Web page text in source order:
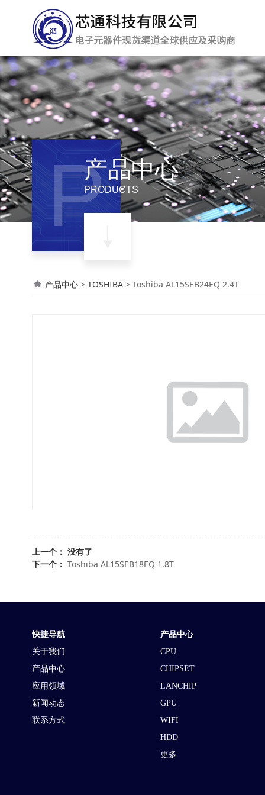
P产品中心
PRODUCTS
Toshiba
产品中心> TOSHIBA> Toshiba AL15SEB24EQ 2.4T
上一个： 没有了
下一个： Toshiba AL15SEB18EQ 1.8T
快捷导航
关于我们
产品中心
应用领域
新闻动态
联系方式
产品中心
CPU
CHIPSET
LANCHIP
GPU
WIFI
HDD
更多